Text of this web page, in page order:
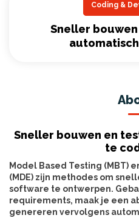
Coding &
Sneller
Sneller bouwen en
te
Model Based Testing (MBT)
(MDE) zijn methodes om
software te ontwerpen.
requirements, maak je een
genereren vervolgens